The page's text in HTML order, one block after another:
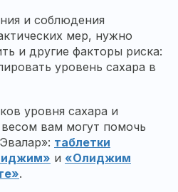
и соблюдения
мер, нужно
и другие факторы риска:
уровень сахара в
уровня сахара и
вам могут помочь
таблетки
и «Олиджим
.